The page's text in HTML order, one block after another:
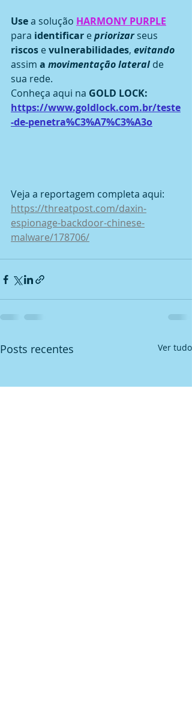
Use a solução HARMONY PURPLE
para identificar e priorizar seus
riscos e vulnerabilidades, evitando
assim a movimentação lateral de
sua rede.
Conheça aqui na GOLD LOCK:
https://www.goldlock.com.br/teste
-de-penetra%C3%A7%C3%A3o
Veja a reportagem completa aqui:
https://threatpost.com/daxin-
espionage-backdoor-chinese-
malware/178706/
Posts recentes Ver tudo